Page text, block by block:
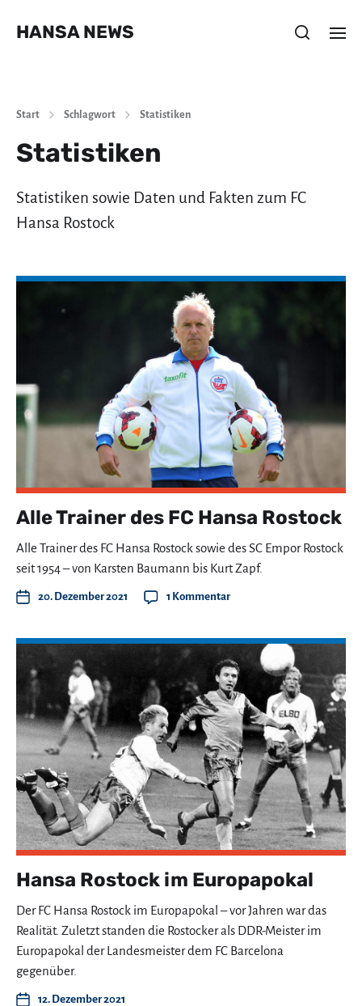
HANSA NEWS
Start Schlagwort Statistiken
Statistiken
Statistiken sowie Daten und Fakten zum FC
Hansa Rostock
Alle Trainer des FC Hansa Rostock
Alle Trainer des FC Hansa Rostock sowie des SC Empor Rostock
seit 1954 – von Karsten Baumann bis Kurt Zapf.
20. Dezember 2021 1 Kommentar
Hansa Rostock im Europapokal
Der FC Hansa Rostock im Europapokal – vor Jahren war das
Realität. Zuletzt standen die Rostocker als DDR-Meister im
Europapokal der Landesmeister dem FC Barcelona
gegenüber.
12. Dezember 2021